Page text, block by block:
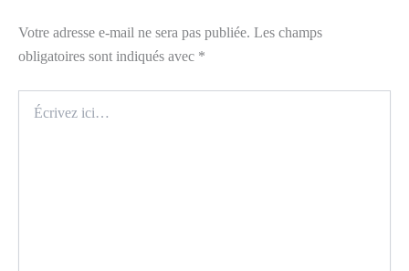
Votre adresse e-mail ne sera pas publiée. Les champs
obligatoires sont indiqués avec *
ici…